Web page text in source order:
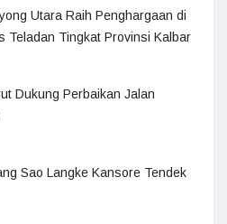
Utara Raih Penghargaan di
Teladan Tingkat Provinsi Kalbar
Dukung Perbaikan Jalan
Sao Langke Kansore Tendek